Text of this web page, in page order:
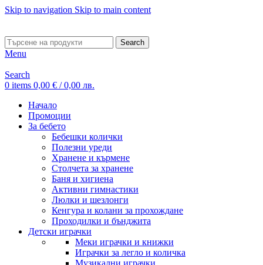
Skip to navigation Skip to main content
Search
Menu
Search
0 items 0,00 € / 0,00 лв.
Начало
Промоции
За бебето
Бебешки колички
Полезни уреди
Хранене и кърмене
Столчета за хранене
Баня и хигиена
Активни гимнастики
Люлки и шезлонги
Кенгура и колани за прохождане
Проходилки и бънджита
Детски играчки
Меки играчки и книжки
Играчки за легло и количка
Музикални играчки